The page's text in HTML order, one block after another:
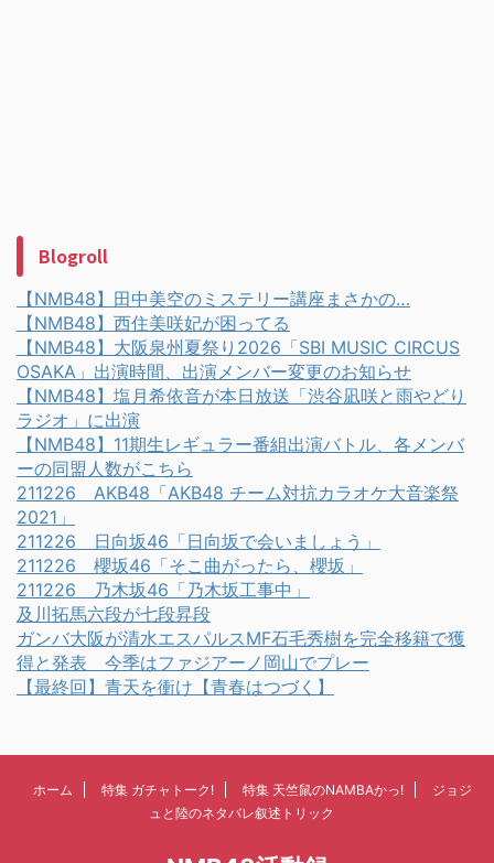
Blogroll
【NMB48】田中美空のミステリー講座まさかの…
【NMB48】西住美咲妃が困ってる
【NMB48】大阪泉州夏祭り2026「SBI MUSIC CIRCUS
OSAKA」出演時間、出演メンバー変更のお知らせ
【NMB48】塩月希依音が本日放送「渋谷凪咲と雨やどり
ラジオ」に出演
【NMB48】11期生レギュラー番組出演バトル、各メンバ
ーの同盟人数がこちら
211226 AKB48「AKB48 チーム対抗カラオケ大音楽祭
2021」
211226 日向坂46「日向坂で会いましょう」
211226 櫻坂46「そこ曲がったら、櫻坂」
211226 乃木坂46「乃木坂工事中」
及川拓馬六段が七段昇段
ガンバ大阪が清水エスパルスMF石毛秀樹を完全移籍で獲
得と発表 今季はファジアーノ岡山でプレー
【最終回】青天を衝け【青春はつづく】
ホーム 特集 ガチャトーク! 特集 天竺鼠のNAMBAかっ!
ジョジ
ュと陸のネタバレ叙述トリック